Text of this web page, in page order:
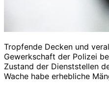
Tropfende Decken und
Gewerkschaft der Polizei
Zustand der Dienststellen
Wache habe erhebliche